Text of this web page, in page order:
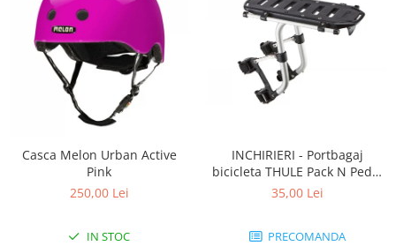
Casca Melon Urban Active
Pink
250,00 Lei
IN STOC
INCHIRIERI - Portbagaj
bicicleta THULE Pack N Pedal
tour rack
35,00 Lei
PRECOMANDA